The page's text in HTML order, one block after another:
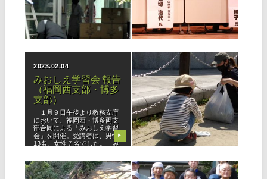
■福岡西支部 当日は朝から
どんよりと雨模様となり、会
場での開催が心配されました
が、時間を短縮、内容を変更
しての臨機応変型で対応し、
76名の教友がゴミ拾いを、志
名が除
▶
■南部ブロック 石橋文化セ
ンター共同ホール（久留米
市）を会場に67名の参加者が
集う中、三年千日活動をさら
なる勇み心で「今までよりプ
内にてご活躍の３組のパネリ
ストを迎えて開催されまし
た。 生死を
▶
2023.02.04
みおしえ学習会 報告
（福岡西支部・博多
支部）
１月９日午後より教務支庁
において、福岡西・博多両支
部合同による「みおしえ学習
会」を開催。受講者は、男性
13名、女性７名でした。 み
ん、布教所長さんがプログラ
ムの特徴と流
▶
2022.06.02
中央ブロック５月５
日（もう一つの『ひ
のきしんデー』）￼
４月29日の「全教一斉ひの
きしんデー」は、朝から土砂
降りの雨で、博多支部では残
念ながら、緊急連絡網を使っ
て中止の連絡をさせていただ
ておりましたので、副支部長
と一緒に箱
2021.11.02 2021.10.30